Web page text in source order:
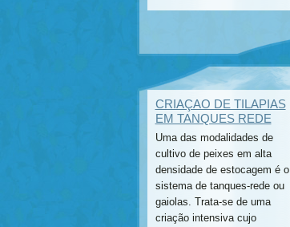
CRIAÇAO DE TILAPIAS
EM TANQUES REDE
Uma das modalidades de
cultivo de peixes em alta
densidade de estocagem é o
sistema de tanques-rede ou
gaiolas. Trata-se de uma
criação intensiva cujo